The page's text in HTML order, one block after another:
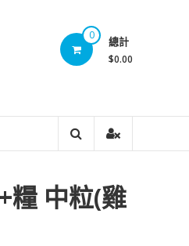
0 總計
$0.00
中粒(雞